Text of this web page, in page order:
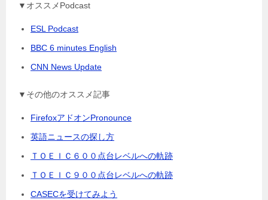
▼オススメPodcast
ESL Podcast
BBC 6 minutes English
CNN News Update
▼その他のオススメ記事
FirefoxアドオンPronounce
英語ニュースの探し方
ＴＯＥＩＣ６００点台レベルへの軌跡
ＴＯＥＩＣ９００点台レベルへの軌跡
CASECを受けてみよう